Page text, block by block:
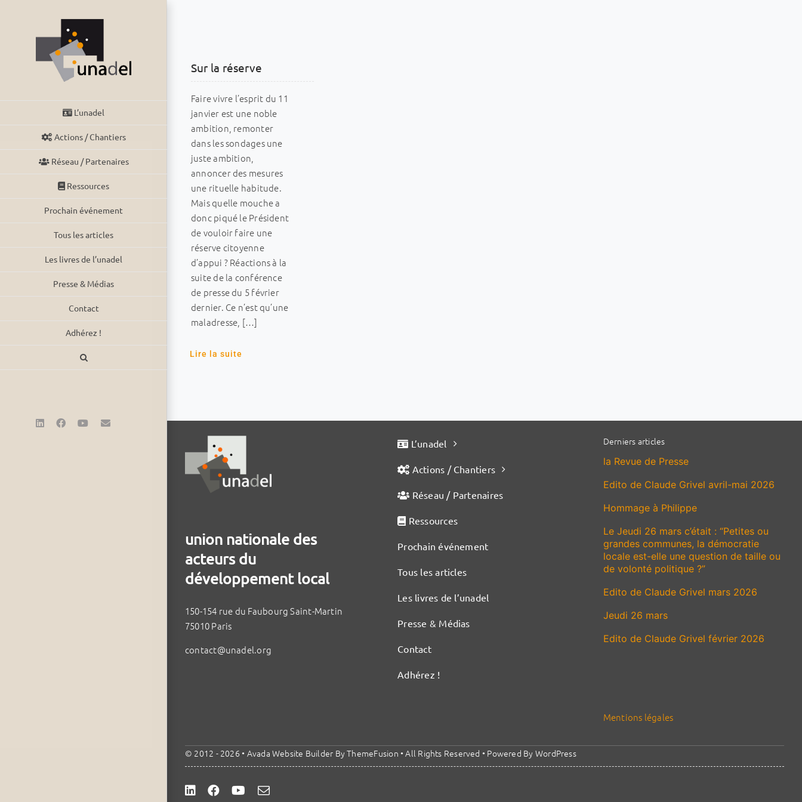
L’unadel
Actions / Chantiers
Réseau / Partenaires
Ressources
Prochain événement
Tous les articles
Les livres de l’unadel
Presse & Médias
Contact
Adhérez !
LinkedInFacebookYouTubeEmail
Sur la réserve
Faire vivre l’esprit du 11
janvier est une noble
ambition, remonter
dans les sondages une
juste ambition,
annoncer des mesures
une rituelle habitude.
Mais quelle mouche a
donc piqué le Président
de vouloir faire une
réserve citoyenne
d’appui ? Réactions à la
suite de la conférence
de presse du 5 février
dernier. Ce n’est qu’une
maladresse, […]
Lire la suite
union nationale des
acteurs du
développement local
150-154 rue du Faubourg Saint-Martin
75010 Paris
contact@unadel.org
L’unadel
Actions / Chantiers
Réseau / Partenaires
Ressources
Prochain événement
Tous les articles
Les livres de l’unadel
Presse & Médias
Contact
Adhérez !
Derniers articles
la Revue de Presse
Edito de Claude Grivel avril-mai 2026
Hommage à Philippe
Le Jeudi 26 mars c’était : “Petites ou
grandes communes, la démocratie
locale est-elle une question de taille ou
de volonté politique ?”
Edito de Claude Grivel mars 2026
Jeudi 26 mars
Edito de Claude Grivel février 2026
Mentions légales
© 2012 - 2026 • Avada Website Builder ByThemeFusion • All Rights Reserved • Powered By WordPress